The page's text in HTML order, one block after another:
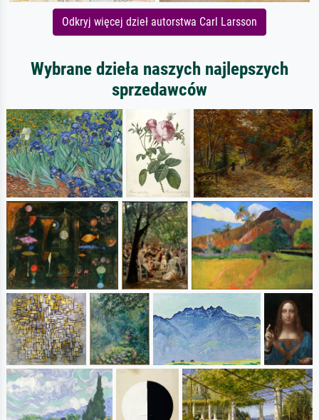
Odkryj więcej dzieł autorstwa Carl Larsson
Wybrane dzieła naszych najlepszych
sprzedawców